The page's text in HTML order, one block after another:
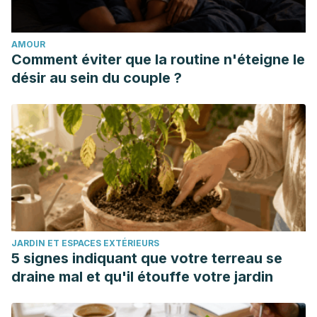
presentación de padres y compañeros.Journal of Family
Studies, 19 (1), 99–
107. https://doi.org/10.5172/jfs.2013.19.1.99
Piko, BF y Balázs, M. Á
participación? Relación entre estilo parental autoritario y
sintomatología depresiva adolescente.Psiquiatría europea
del niño y el adolescente, 21 (3), 149-
155. https://doi.org/10.1007/s00787-012-0246-0
AMOUR
Comment éviter que la routine n'éteigne le
désir au sein du couple ?
JARDIN ET ESPACES EXTÉRIEURS
5 signes indiquant que votre terreau se
draine mal et qu'il étouffe votre jardin